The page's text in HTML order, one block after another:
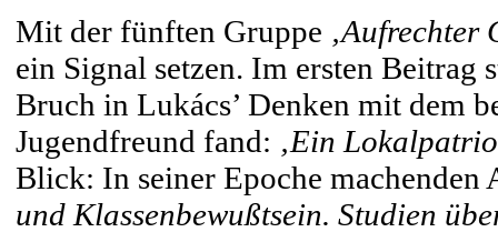
Mit der fünften Gruppe ‚Aufrechter
ein Signal setzen. Im ersten
Bruch in Lukács’ Denken mit dem
Jugendfreund fand: ‚Ein
Blick: In seiner Epoche
und Klassenbewußtsein. Studien